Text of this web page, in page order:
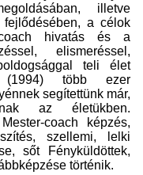
illetve
fejlődésében, a célok
hivatás és a
elismeréssel,
teli élet
(1994) több ezer
segítettünk már,
az életükben.
coach képzés,
szellemi, lelki
sőt Fényküldöttek,
történik.